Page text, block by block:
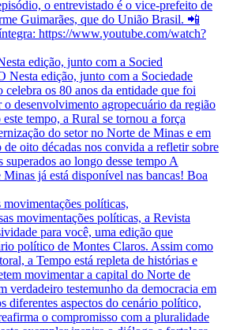
edição, junto com a Socied
políticas,